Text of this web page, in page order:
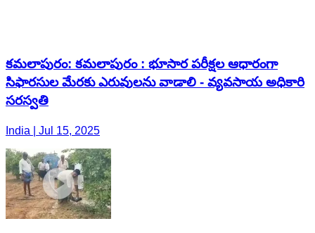
కమలాపురం: కమలాపురం : భూసార పరీక్షల ఆధారంగా
సిఫారసుల మేరకు ఎరువులను వాడాలి - వ్యవసాయ అధికారి
సరస్వతి
India | Jul 15, 2025